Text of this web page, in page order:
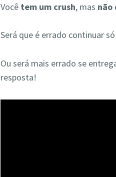
Você tem um crush, mas não
Será que é errado continuar
Ou será mais errado se
resposta!